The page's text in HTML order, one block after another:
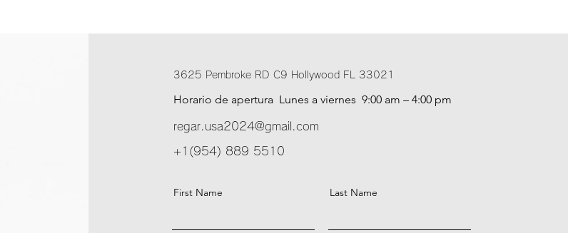
3625 Pembroke RD C9 Hollywood FL 33021
Horario de apertura Lunes a viernes 9:00 am – 4:00 pm
regar.usa2024@gmail.com
+1(954) 889 5510
First Name Last Name